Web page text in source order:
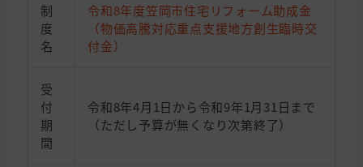
制
度
名
令和8年度笠岡市住宅リフォーム助成金
（物価高騰対応重点支援地方創生臨時交
付金）
受
付
期
間
令和8年4月1日から令和9年1月31日まで
（ただし予算が無くなり次第終了）